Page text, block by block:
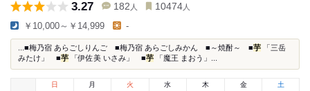
3.27 182 人 10474 人
￥10,000～￥14,999 -
...■梅乃宿 あらごしりんご ■梅乃宿 あらごしみかん ■～焼酎～ ■芋 「三岳
みたけ」 ■芋 「伊佐美 いさみ」 ■芋 「魔王 まおう」...
日 月 火 水 木 金 土